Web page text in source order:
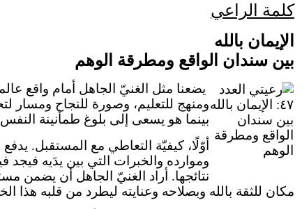
كلمة الراعي
الإيمان بالله
بين سندان الواقع ومطرقة الوهم
يضعنا مثل الغنيّ الجاهل أمام واقع
ومنهج للتعليم، وصورة للنجاح ومسار
بينما هو يسعى إلى بلوغ طمأنينة
أوّلًا، كيفيّة التعاطي مع المستقبل.
وموارده والخبرات التي بين يدَيه
نتائجها. أراد الغنيّ الجاهل أن يضمن
مكان للثقة بالله وبصلاحه وعنايته ليطرد من قلبه هذا